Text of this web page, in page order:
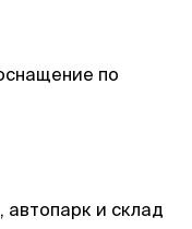
по
и склад